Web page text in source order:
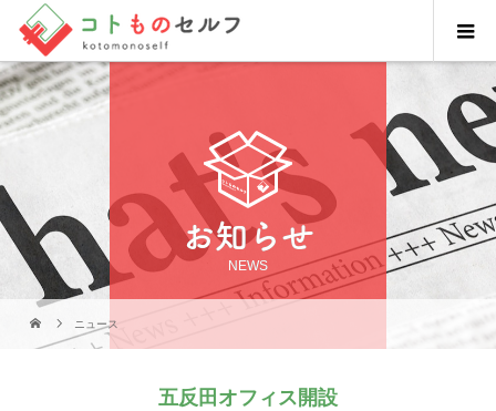
お知らせ
NEWS
ニュース
五反田オフィス開設